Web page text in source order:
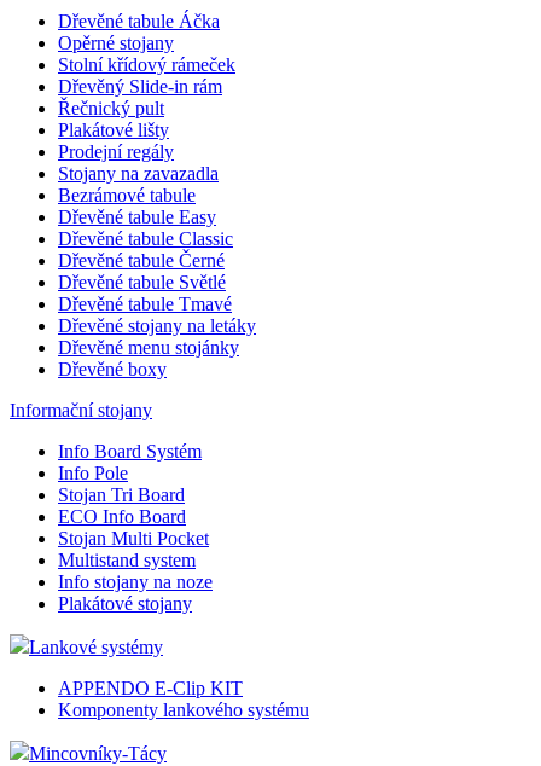
Dřevěné tabule Áčka
Opěrné stojany
Stolní křídový rámeček
Dřevěný Slide-in rám
Řečnický pult
Plakátové lišty
Prodejní regály
Stojany na zavazadla
Bezrámové tabule
Dřevěné tabule Easy
Dřevěné tabule Classic
Dřevěné tabule Černé
Dřevěné tabule Světlé
Dřevěné tabule Tmavé
Dřevěné stojany na letáky
Dřevěné menu stojánky
Dřevěné boxy
Informační stojany
Info Board Systém
Info Pole
Stojan Tri Board
ECO Info Board
Stojan Multi Pocket
Multistand system
Info stojany na noze
Plakátové stojany
Lankové systémy
APPENDO E-Clip KIT
Komponenty lankového systému
Mincovníky-Tácy